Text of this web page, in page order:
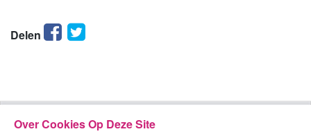
Delen Facebook
Twitter
Over Cookies Op Deze Site